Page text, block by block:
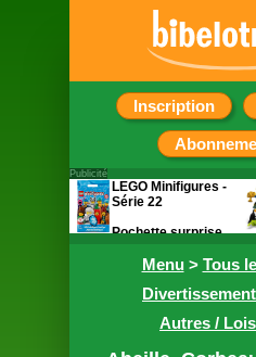
Inscription
Menu> Tous
Autres /
Publicité
LEGO Minifigures -
Série 22
Pochette surprise
figurine